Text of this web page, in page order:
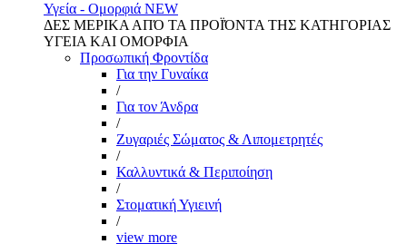
Υγεία - Ομορφιά NEW
ΔΕΣ ΜΕΡΙΚΑ ΑΠΌ ΤΑ ΠΡΟΪΌΝΤΑ ΤΗΣ ΚΑΤΗΓΟΡΙΑΣ
ΥΓΕΙΑ ΚΑΙ ΟΜΟΡΦΙΑ
Προσωπική Φροντίδα
Για την Γυναίκα
/
Για τον Άνδρα
/
Ζυγαριές Σώματος & Λιπομετρητές
/
Καλλυντικά & Περιποίηση
/
Στοματική Υγιεινή
/
view more